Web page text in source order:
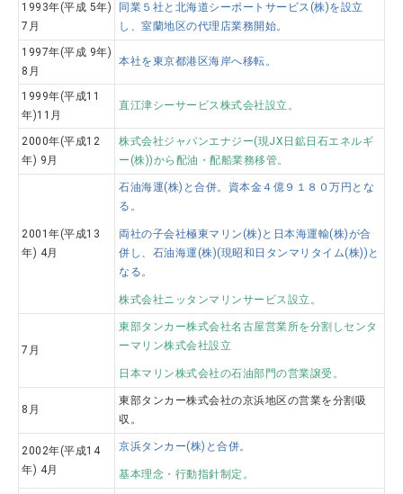
1993年(平成 5年)
7月
同業５社と北海道シーポートサービス(株)を設立
し、室蘭地区の代理店業務開始。
1997年(平成 9年)
8月
本社を東京都港区海岸へ移転。
1999年(平成11
年)11月
直江津シーサービス株式会社設立。
2000年(平成12
年) 9月
株式会社ジャパンエナジー(現JX日鉱日石エネルギ
ー(株))から配油・配船業務移管。
2001年(平成13
年) 4月
石油海運(株)と合併。資本金４億９１８０万円とな
る。
両社の子会社極東マリン(株)と日本海運輸(株)が合
併し、石油海運(株)(現昭和日タンマリタイム(株))と
なる。
株式会社ニッタンマリンサービス設立。
7月
東部タンカー株式会社名古屋営業所を分割しセンタ
ーマリン株式会社設立
日本マリン株式会社の石油部門の営業譲受。
8月
東部タンカー株式会社の京浜地区の営業を分割吸
収。
2002年(平成14
年) 4月
京浜タンカー(株)と合併。
基本理念・行動指針制定。